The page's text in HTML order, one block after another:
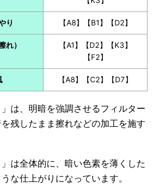
り 【A8】【B1】【D2】
れ）
【A1】【D2】【K3】
【F2】
【A8】【C2】【D7】
」は、明暗を強調させるフィルター
残したまま擦れなどの加工を施す
」は全体的に、暗い色素を薄くした
な仕上がりになっています。